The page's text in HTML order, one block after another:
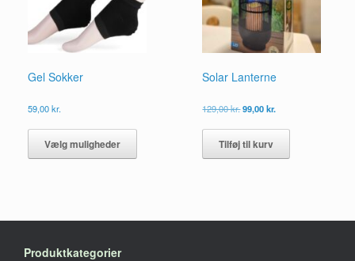
Gel Sokker
59,00kr.
Vælg muligheder
har
Solar Lanterne
129,00kr.Den
pris
var:
129,00 kr..
99,00kr.
pris
99,00 kr..
Tilføj til kurv
Produktkategorier